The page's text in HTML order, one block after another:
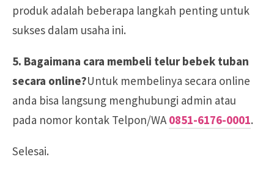
produk adalah beberapa langkah penting untuk
sukses dalam usaha ini.
5. Bagaimana cara membeli telur bebek tuban
secara online?Untuk membelinya secara online
anda bisa langsung menghubungi admin atau
pada nomor kontak Telpon/WA 0851-6176-0001.
Selesai.